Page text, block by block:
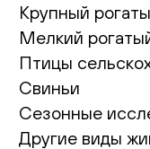
Крупный
Мелкий
Птицы
Свиньи
Сезонные
Другие виды